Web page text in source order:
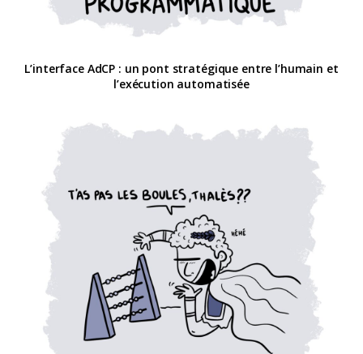
L’interface AdCP : un pont stratégique entre l’humain et
l’exécution automatisée